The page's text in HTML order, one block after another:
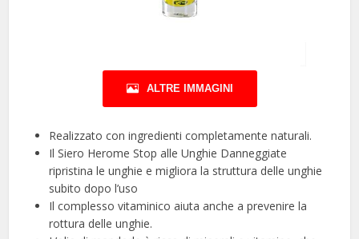
ALTRE IMMAGINI
Realizzato con ingredienti completamente naturali.
Il Siero Herome Stop alle Unghie Danneggiate
ripristina le unghie e migliora la struttura delle unghie
subito dopo l’uso
Il complesso vitaminico aiuta anche a prevenire la
rottura delle unghie.